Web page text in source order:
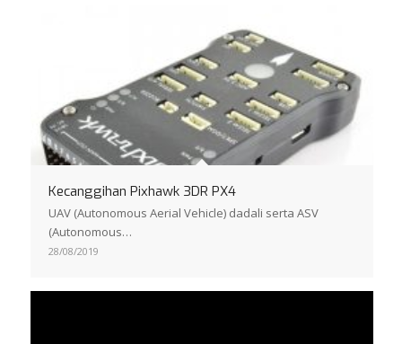
Kecanggihan Pixhawk 3DR PX4
UAV (Autonomous Aerial Vehicle) dadali serta ASV
(Autonomous…
28/08/2019